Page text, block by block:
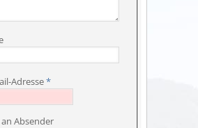
Adresse*
Absender